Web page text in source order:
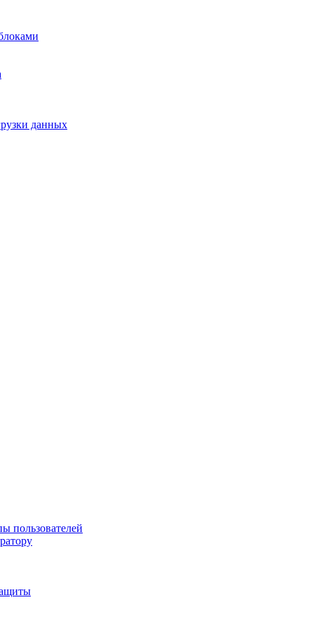
данных
пользователей